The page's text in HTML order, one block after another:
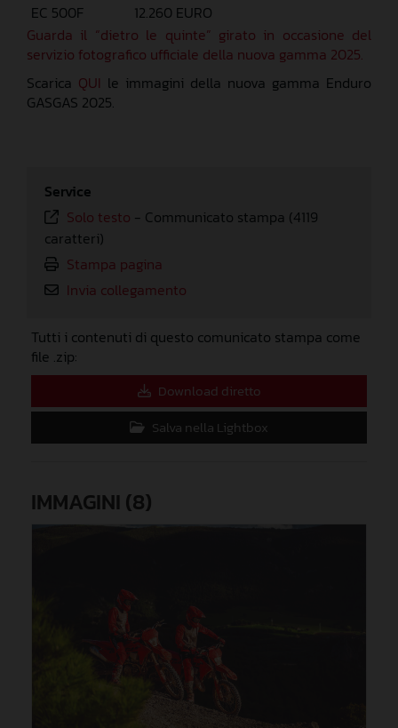
EC 500F
12.260 EURO
Guarda il “dietro le quinte” girato in occasione del
servizio fotografico ufficiale della nuova gamma 2025.
Scarica QUI le immagini della nuova gamma Enduro
GASGAS 2025.
Service
Solo testo - Communicato stampa (4119
caratteri)
Stampa pagina
Invia collegamento
Tutti i contenuti di questo comunicato stampa come
file .zip:
Download diretto
Salva nella Lightbox
IMMAGINI (8)